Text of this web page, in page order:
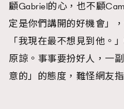
顧Gabriel的心，也不顧
定是你們講開的好機會」
「我現在最不想見到他。
原諒。事事要扮好人，一
意的」的態度，難怪網友